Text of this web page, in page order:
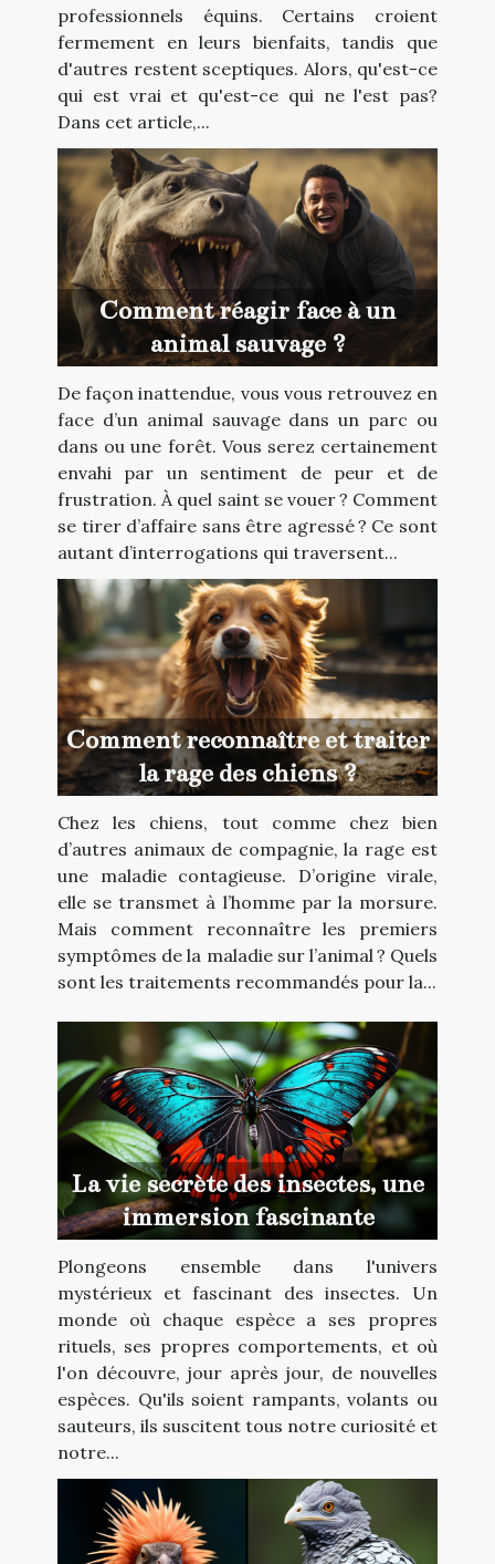
professionnels équins. Certains croient
fermement en leurs bienfaits, tandis que
d'autres restent sceptiques. Alors, qu'est-ce
qui est vrai et qu'est-ce qui ne l'est pas?
Dans cet article,...
Comment réagir face à un
animal sauvage ?
De façon inattendue, vous vous retrouvez en
face d’un animal sauvage dans un parc ou
dans ou une forêt. Vous serez certainement
envahi par un sentiment de peur et de
frustration. À quel saint se vouer ? Comment
se tirer d’affaire sans être agressé ? Ce sont
autant d’interrogations qui traversent...
Comment reconnaître et traiter
la rage des chiens ?
Chez les chiens, tout comme chez bien
d’autres animaux de compagnie, la rage est
une maladie contagieuse. D’origine virale,
elle se transmet à l’homme par la morsure.
Mais comment reconnaître les premiers
symptômes de la maladie sur l’animal ? Quels
sont les traitements recommandés pour la...
La vie secrète des insectes, une
immersion fascinante
Plongeons ensemble dans l'univers
mystérieux et fascinant des insectes. Un
monde où chaque espèce a ses propres
rituels, ses propres comportements, et où
l'on découvre, jour après jour, de nouvelles
espèces. Qu'ils soient rampants, volants ou
sauteurs, ils suscitent tous notre curiosité et
notre...